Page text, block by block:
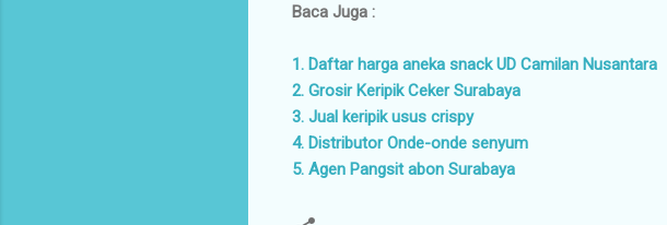
Baca Juga :
1. Daftar harga aneka snack UD Camilan Nusantara
2. Grosir Keripik Ceker Surabaya
3. Jual keripik usus crispy
4. Distributor Onde-onde senyum
5. Agen Pangsit abon Surabaya